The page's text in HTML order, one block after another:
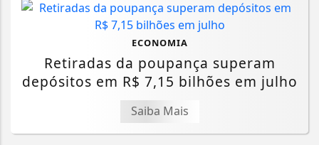
ECONOMIA
Retiradas da poupança superam
depósitos em R$ 7,15 bilhões em julho
Saiba Mais